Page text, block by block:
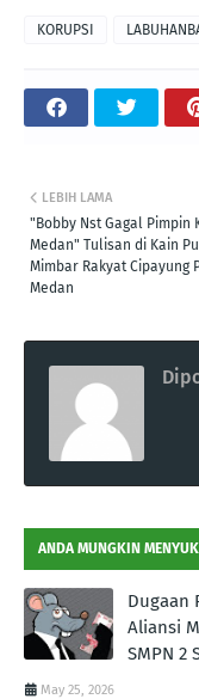
KORUPSI
LEBIH LAMA
"Bobby Nst Gagal Pimpin
Medan" Tulisan di Kain
Mimbar Rakyat Cipayung
Medan
ANDA MUNGKIN
Dugaan
Aliansi
SMPN 2
May 25, 2026